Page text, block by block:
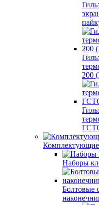
200
Наборы
Болтовые